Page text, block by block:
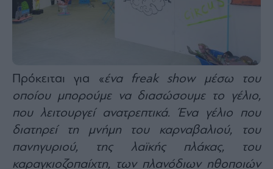
This
site
is
Policy
and
Terms
of
apply.
Πρόκειται για «ένα freak show μέσω του
οποίου μπορούμε να διασώσουμε το γέλιο,
που λειτουργεί ανατρεπτικά. Ένα γέλιο που
διατηρεί τη μνήμη του καρναβαλιού, του
πανηγυριού, της λαϊκής πλάκας, του
καραγκιοζοπαίχτη, των πλανόδιων ηθοποιών